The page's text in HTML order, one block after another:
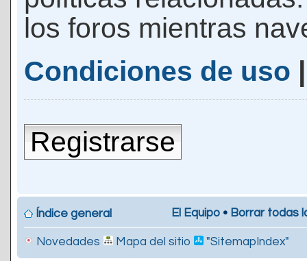
los foros mientras
Condiciones de uso
Registrarse
Índice general El Equipo • Borrar todas
Novedades Mapa del sitio "SitemapIndex"